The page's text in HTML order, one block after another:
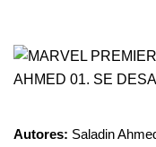
Autores: Saladin